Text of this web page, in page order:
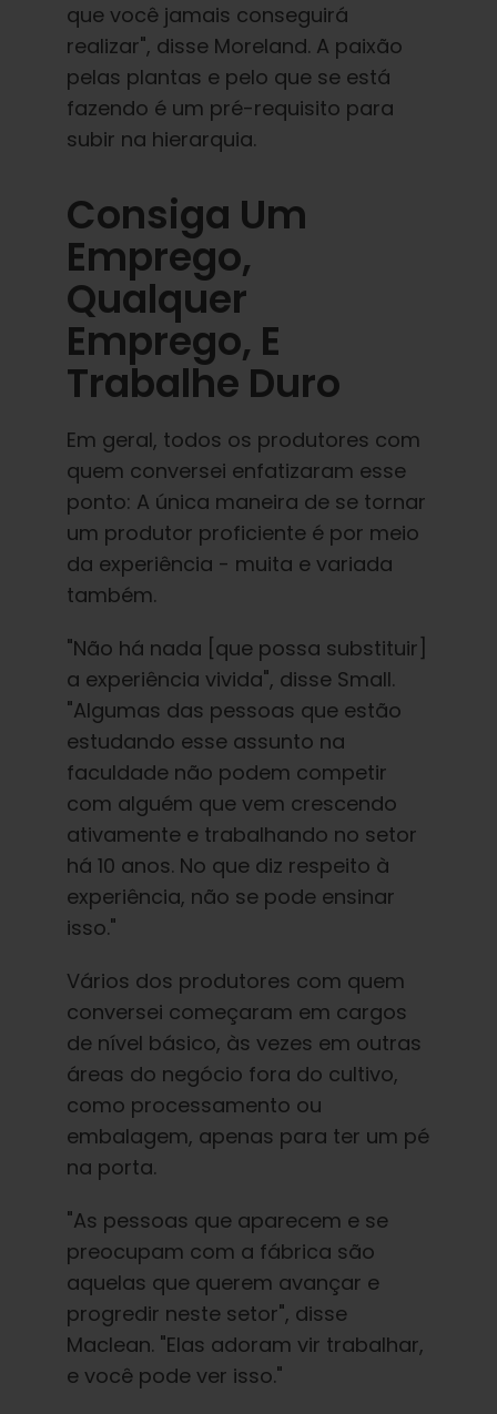
que você jamais conseguirá
realizar", disse Moreland. A paixão
pelas plantas e pelo que se está
fazendo é um pré-requisito para
subir na hierarquia.
Consiga Um
Emprego,
Qualquer
Emprego, E
Trabalhe Duro
Em geral, todos os produtores com
quem conversei enfatizaram esse
ponto: A única maneira de se tornar
um produtor proficiente é por meio
da experiência - muita e variada
também.
"Não há nada [que possa substituir]
a experiência vivida", disse Small.
"Algumas das pessoas que estão
estudando esse assunto na
faculdade não podem competir
com alguém que vem crescendo
ativamente e trabalhando no setor
há 10 anos. No que diz respeito à
experiência, não se pode ensinar
isso."
Vários dos produtores com quem
conversei começaram em cargos
de nível básico, às vezes em outras
áreas do negócio fora do cultivo,
como processamento ou
embalagem, apenas para ter um pé
na porta.
"As pessoas que aparecem e se
preocupam com a fábrica são
aquelas que querem avançar e
progredir neste setor", disse
Maclean. "Elas adoram vir trabalhar,
e você pode ver isso."